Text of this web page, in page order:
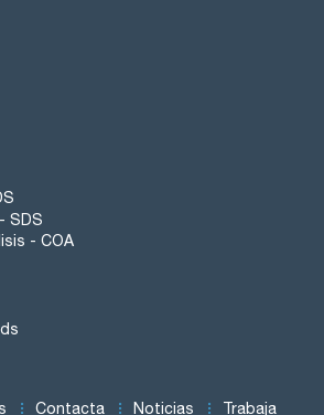
SDS
- COA
Contacta Noticias Trabaja